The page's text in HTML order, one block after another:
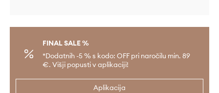
FINAL SALE %
*Dodatnih -5 % s kodo: OFF pri naročilu min. 89
€. Višji popusti v aplikaciji!
Aplikacija